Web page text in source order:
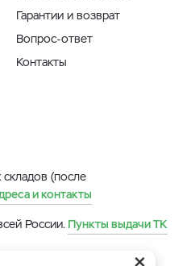
Гарантии и возврат
Вопрос-ответ
Контакты
(после
и контакты
России. Пункты выдачи ТК